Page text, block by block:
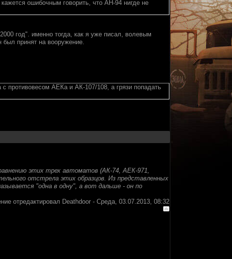
ошибочным говорить, что АН-94 нигде не
год". именно тогда, как я уже писал, волевым
принят на вооружение.
противовесом АЕКа и АК-107/108, а грязи попадать
этих трех автоматов (АК-74, АЕК-971,
отстрела этих образцов. Из представленных
"одна в одну", а вот дальше - он по
отредактировал Deathdoor - Среда, 03.07.2013, 08:32